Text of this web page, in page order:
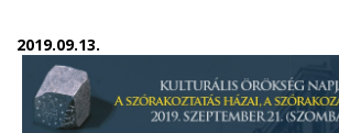
2019.09.13.